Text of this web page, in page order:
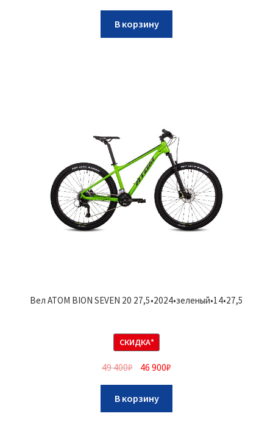
В корзину
Вел ATOM BION SEVEN 20 27,5•2024•зеленый•14•27,5
СКИДКА*
49 400₽ 46 900₽
В корзину